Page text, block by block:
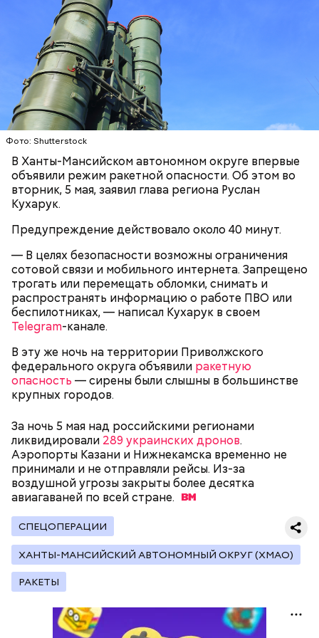
Фото: Shutterstock
В Ханты-Мансийском автономном округе впервые
объявили режим ракетной опасности. Об этом во
вторник, 5 мая, заявил глава региона Руслан
Кухарук.
Предупреждение действовало около 40 минут.
— В целях безопасности возможны ограничения
сотовой связи и мобильного интернета. Запрещено
трогать или перемещать обломки, снимать и
распространять информацию о работе ПВО или
беспилотниках, — написал Кухарук в своем
Telegram-канале.
В эту же ночь на территории Приволжского
федерального округа объявили ракетную
опасность — сирены были слышны в большинстве
крупных городов.
За ночь 5 мая над российскими регионами
ликвидировали 289 украинских дронов.
Аэропорты Казани и Нижнекамска временно не
принимали и не отправляли рейсы. Из-за
воздушной угрозы закрыты более десятка
авиагаваней по всейстране.
СПЕЦОПЕРАЦИИ
ХАНТЫ-МАНСИЙСКИЙ АВТОНОМНЫЙ ОКРУГ (ХМАО)
РАКЕТЫ
— Гасанов, являясь индивидуальным
предпринимателем, осуществлял
предпринимательскую деятельность в области
сетях. С целью сокрытия своих доходов часть
денежных средств от спонсоров розыгрышей,
покупателей различных мотивационных курсов и
прогнозов ставок на спорт Гасанов получал на
свои личные лицевые счета как физического лица, а
счета, — пояснили вмосковской прокуратуре
Родственники обналичивали деньги и возвращали
их Гасанову. А чтобы пользоваться деньгами и не
вызвать подозрений у налоговой, Гасанов либо
распределял их между еще несколькими счетами,
либопокупал на них квартиры.
Блогеру грозило до семи лет лишения свободы.
Первой жертвой Миссюры была его девушка.
Следующим подопытным стал друг детства
Миссюры Константин. 3 февраля того же года,
когда молодые люди ехали вместе в машине,
подозреваемый угостил приятеля морсом с
этиленгликолем. Через два дня Константин умер в
больнице.
— Мы съездили за витаминами, вернулись обратно,
поднялись домой. У него ухудшилось самочувствие
через сутки... Его увезли в больницу,
реанимировали, и там он скончался, — рассказывал
Миссюра на допросе.
Play
Video
Видео: пресс-служба ГСУ СК по Московской области